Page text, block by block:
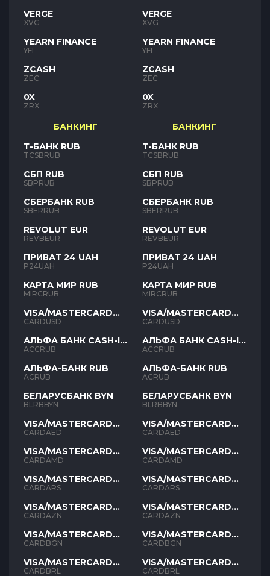
VERGE
XVG
YEARN FINANCE
YFI
ZCASH
ZEC
0X
ZRX
БАНКИНГ
Т-БАНК RUB
TCSBRUB
СБП RUB
SBPRUB
СБЕРБАНК RUB
SBERRUB
REVOLUT EUR
REVBEUR
ПРИВАТ 24 UAH
P24UAH
КАРТА МИР RUB
MIRCRUB
VISA/MASTERCARD
USD
CARDUSD
АЛЬФА БАНК CASH-IN
RUB
ACCRUB
АЛЬФА-БАНК RUB
ACRUB
БЕЛАРУСБАНК BYN
BLRBBYN
VISA/MASTERCARD
AED
CARDAED
VISA/MASTERCARD
AMD
CARDAMD
VISA/MASTERCARD
ARS
CARDARS
VISA/MASTERCARD
AZN
CARDAZN
VISA/MASTERCARD
BGN
CARDBGN
VISA/MASTERCARD
BRL
CARDBRL
VERGE
XVG
YEARN FINANCE
YFI
ZCASH
ZEC
0X
ZRX
БАНКИНГ
Т-БАНК RUB
TCSBRUB
СБП RUB
SBPRUB
СБЕРБАНК RUB
SBERRUB
REVOLUT EUR
REVBEUR
ПРИВАТ 24 UAH
P24UAH
КАРТА МИР RUB
MIRCRUB
VISA/MASTERCARD
USD
CARDUSD
АЛЬФА БАНК CASH-IN
RUB
ACCRUB
АЛЬФА-БАНК RUB
ACRUB
БЕЛАРУСБАНК BYN
BLRBBYN
VISA/MASTERCARD
AED
CARDAED
VISA/MASTERCARD
AMD
CARDAMD
VISA/MASTERCARD
ARS
CARDARS
VISA/MASTERCARD
AZN
CARDAZN
VISA/MASTERCARD
BGN
CARDBGN
VISA/MASTERCARD
BRL
CARDBRL